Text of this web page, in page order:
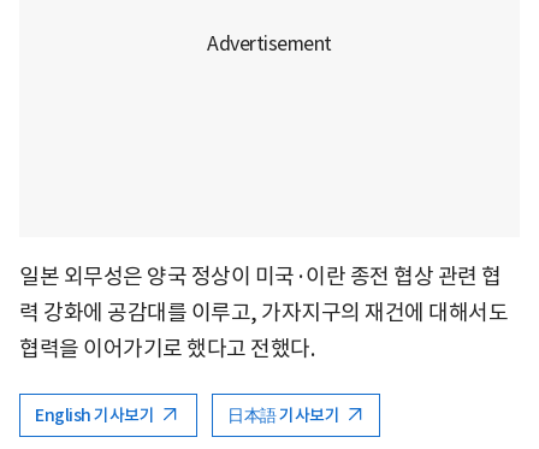
일본 외무성은 양국 정상이 미국·이란 종전 협상 관련 협
력 강화에 공감대를 이루고, 가자지구의 재건에 대해서도
협력을 이어가기로 했다고 전했다.
English 기사보기 日本語 기사보기